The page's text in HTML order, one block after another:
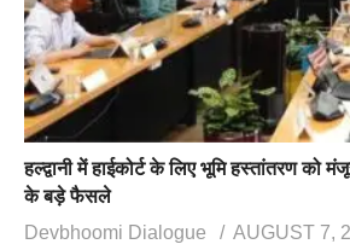
हल्द्वानी में हाईकोर्ट के लिए भूमि हस्तांतरण को
के बड़े फैसले
Devbhoomi Dialogue
AUGUST 7,